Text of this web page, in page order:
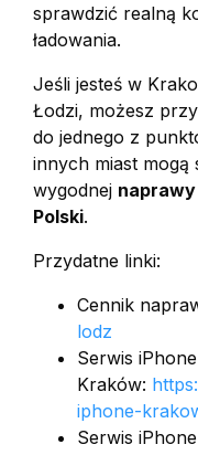
sprawdzić realną
ładowania.
Jeśli jesteś w
Łodzi, możesz
do jednego z
innych miast mogą
wygodnej naprawy
Polski.
Przydatne linki:
Cennik
lodz
Serwis iPhone
Kraków:
iphone-
Serwis iPhone